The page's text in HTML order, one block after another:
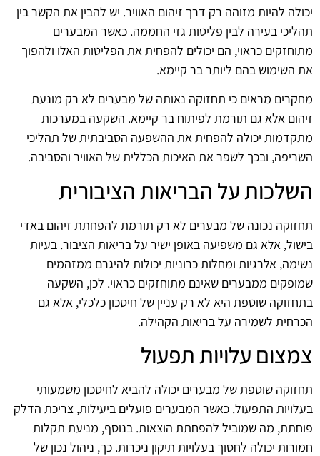
יכולה להיות מזוהה רק דרך זיהום האוויר. יש להבין את הקשר בין
תהליכי בעירה לבין פליטות גזי החממה. כאשר המבערים
מתוחזקים כראוי, הם יכולים להפחית את הפליטות האלו ולהפוך
את השימוש בהם ליותר בר קיימא.
מחקרים מראים כי תחזוקה נאותה של מבערים לא רק מונעת
זיהום אלא גם תורמת לפיתוח בר קיימא. השקעה במערכות
מתקדמות יכולה להפחית את ההשפעה הסביבתית של תהליכי
השריפה, ובכך לשפר את האיכות הכללית של האוויר והסביבה.
השלכות על הבריאות הציבורית
תחזוקה נכונה של מבערים לא רק תורמת להפחתת זיהום באדי
בישול, אלא גם משפיעה באופן ישיר על בריאות הציבור. בעיות
נשימה, אלרגיות ומחלות כרוניות יכולות להיגרם ממזהמים
שמופקים ממבערים שאינם מתוחזקים כראוי. לכן, השקעה
בתחזוקה שוטפת היא לא רק עניין של חיסכון כלכלי, אלא גם
הכרחית לשמירה על בריאות הקהילה.
צמצום עלויות תפעול
תחזוקה שוטפת של מבערים יכולה להביא לחיסכון משמעותי
בעלויות התפעול. כאשר המבערים פועלים ביעילות, צריכת הדלק
פוחתת, מה שמוביל להפחתת הוצאות. בנוסף, מניעת תקלות
חמורות יכולה לחסוך בעלויות תיקון ניכרות. כך, ניהול נכון של